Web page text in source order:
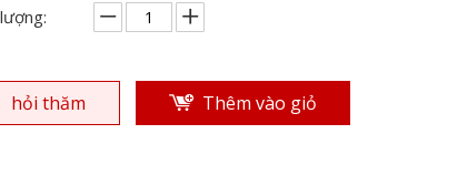
hỏi thăm Thêm vào giỏ